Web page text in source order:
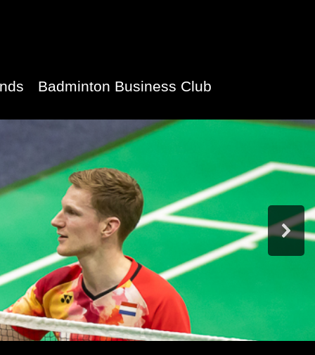
Badminton Business Club